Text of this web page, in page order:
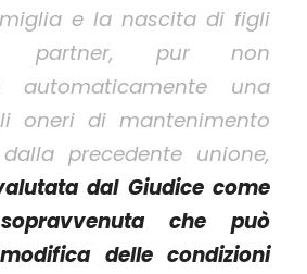
e la nascita di figli
partner, pur non
automaticamente una
oneri di mantenimento
precedente unione,
dal Giudice come
che può
delle condizioni